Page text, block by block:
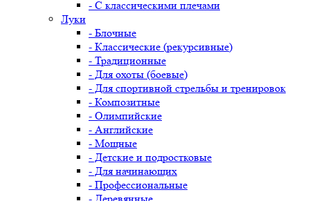
- С классическими плечами
Луки
- Блочные
- Классические (рекурсивные)
- Традиционные
- Для охоты (боевые)
- Для спортивной стрельбы и тренировок
- Композитные
- Олимпийские
- Английские
- Мощные
- Детские и подростковые
- Для начинающих
- Профессиональные